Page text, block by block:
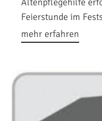
Feierstunde im
mehr erfahren